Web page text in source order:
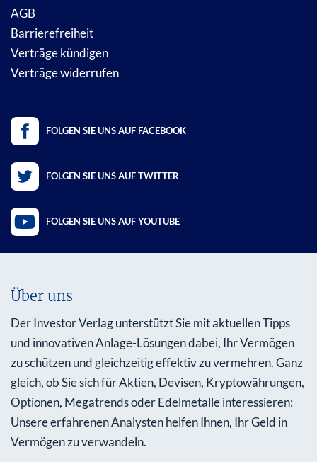
AGB
Barrierefreiheit
Verträge kündigen
Verträge widerrufen
FOLGEN SIE UNS AUF FACEBOOK
FOLGEN SIE UNS AUF TWITTER
FOLGEN SIE UNS AUF YOUTUBE
Über uns
Der Investor Verlag unterstützt Sie mit aktuellen Tipps
und innovativen Anlage-Lösungen dabei, Ihr Vermögen
zu schützen und gleichzeitig effektiv zu vermehren. Ganz
gleich, ob Sie sich für Aktien, Devisen, Kryptowährungen,
Optionen, Megatrends oder Edelmetalle interessieren:
Unsere erfahrenen Analysten helfen Ihnen, Ihr Geld in
Vermögen zu verwandeln.